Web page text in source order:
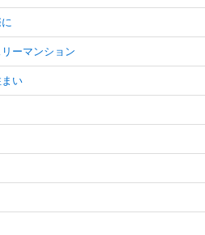
ーマンション
い